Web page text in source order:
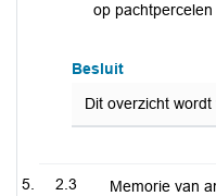
op
Besluit
Dit overzicht
2.3 Memorie van